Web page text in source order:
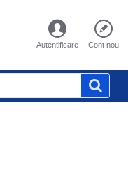
Autentificare Cont nou